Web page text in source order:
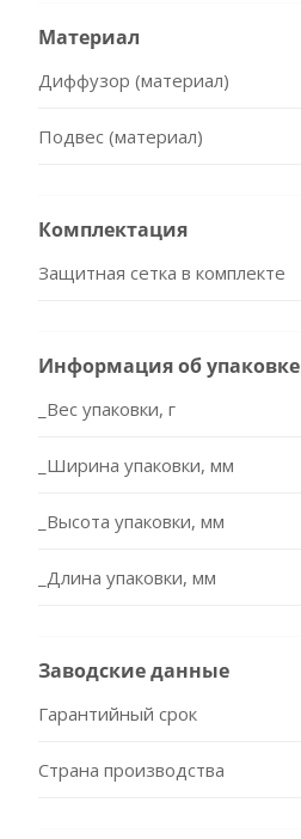
Материал
Диффузор (материал)
Подвес (материал)
Комплектация
Защитная сетка в комплекте
Информация об упаковке
_Вес упаковки, г
_Ширина упаковки, мм
_Высота упаковки, мм
_Длина упаковки, мм
Заводские данные
Гарантийный срок
Страна производства